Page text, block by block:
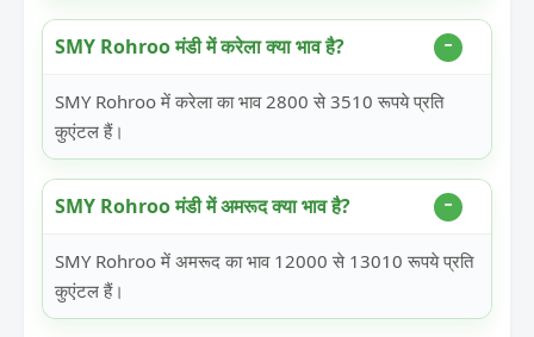
SMY Rohroo मंडी में करेला क्या भाव है?
SMY Rohroo में करेला का भाव 2800 से 3510 रूपये प्रति
कुएंटल हैं।
SMY Rohroo मंडी में अमरूद क्या भाव है?
SMY Rohroo में अमरूद का भाव 12000 से 13010 रूपये प्रति
कुएंटल हैं।